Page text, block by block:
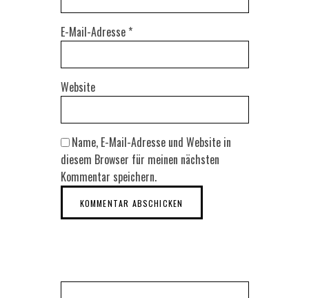
E-Mail-Adresse *
Website
Name, E-Mail-Adresse und Website in
diesem Browser für meinen nächsten
Kommentar speichern.